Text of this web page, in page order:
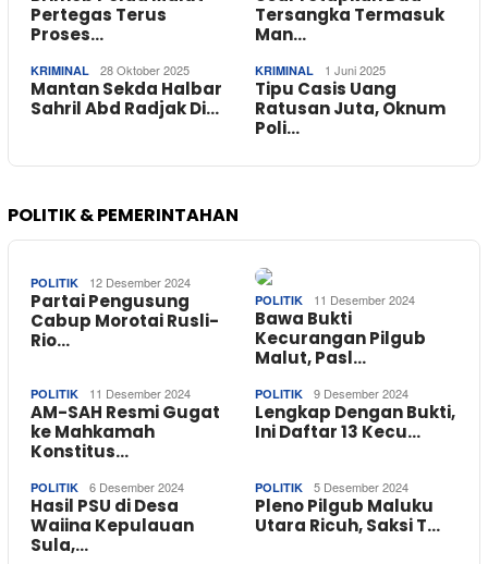
Pertegas Terus
Proses…
Tersangka Termasuk
Man…
KRIMINAL 28 Oktober 2025
Mantan Sekda Halbar
Sahril Abd Radjak Di…
KRIMINAL 1 Juni 2025
Tipu Casis Uang
Ratusan Juta, Oknum
Poli…
POLITIK & PEMERINTAHAN
POLITIK 12 Desember 2024
Partai Pengusung
Cabup Morotai Rusli-
Rio…
POLITIK 11 Desember 2024
Bawa Bukti
Kecurangan Pilgub
Malut, Pasl…
POLITIK 11 Desember 2024
AM-SAH Resmi Gugat
ke Mahkamah
Konstitus…
POLITIK 9 Desember 2024
Lengkap Dengan Bukti,
Ini Daftar 13 Kecu…
POLITIK 6 Desember 2024
Hasil PSU di Desa
Waiina Kepulauan
Sula,…
POLITIK 5 Desember 2024
Pleno Pilgub Maluku
Utara Ricuh, Saksi T…